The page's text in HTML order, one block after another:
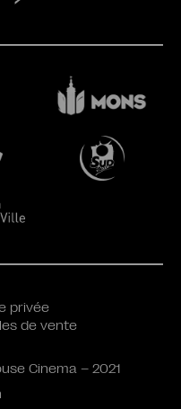
privée
de vente
Cinema – 2021